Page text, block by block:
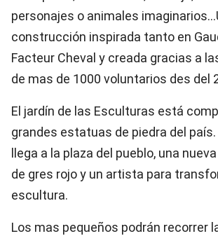
personajes o animales
construcción inspirada tanto en
Facteur Cheval y creada gracias a
de mas de 1000 voluntarios des del
El jardín de las Esculturas está
grandes estatuas de piedra del país.
llega a la plaza del pueblo, una
de gres rojo y un artista para
escultura.
Los mas pequeños podrán recorrer